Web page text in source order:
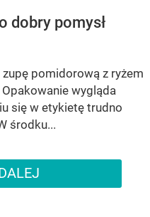
dobry pomysł
pomidorową z ryżem
wygląda
się w etykietę trudno
środku...